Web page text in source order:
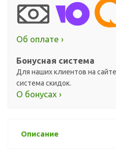
Об оплате ›
Бонусная система
Для наших клиентов на
система скидок.
О бонусах ›
Описание